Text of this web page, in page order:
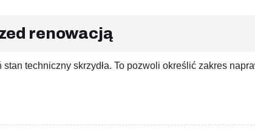
renowacją
techniczny skrzydła. To pozwoli określić zakres